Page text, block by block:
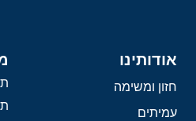
אודותינו
חזון ומשימה
עמיתים